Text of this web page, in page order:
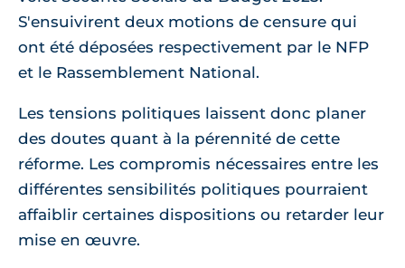
S'ensuivirent deux motions de censure qui
ont été déposées respectivement par le NFP
et le Rassemblement National.
Les tensions politiques laissent donc planer
des doutes quant à la pérennité de cette
réforme. Les compromis nécessaires entre les
différentes sensibilités politiques pourraient
affaiblir certaines dispositions ou retarder leur
mise en œuvre.